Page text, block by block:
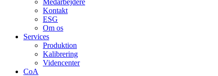
Medarbejdere
Kontakt
ESG
Om os
Services
Produktion
Kalibrering
Videncenter
CoA